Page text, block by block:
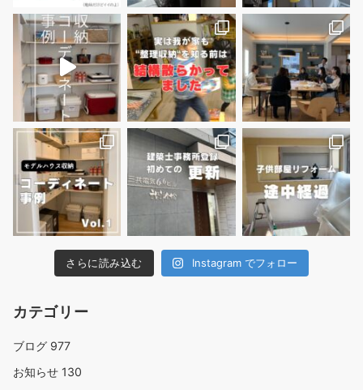
さらに読み込む Instagram でフォロー
カテゴリー
ブログ 977
お知らせ 130